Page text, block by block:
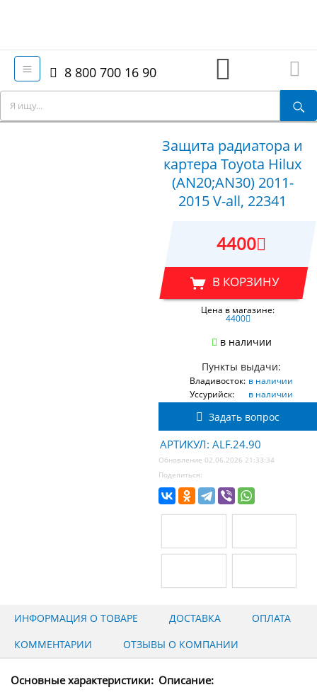
8 800 700 16 90
Защита радиатора и
картера Toyota Hilux
(AN20;AN30) 2011-
2015 V-all, 22341
4400
В КОРЗИНУ
Цена в магазине:
4400
в наличии
Пункты выдачи:
Владивосток: в наличии
Уссурийск:
в наличии
Задать вопрос
АРТИКУЛ: ALF.24.90
Обновление 02.06.2026 21:33:34
Поделиться:
ИНФОРМАЦИЯ О ТОВАРЕ ДОСТАВКА
ОПЛАТА
КОММЕНТАРИИ
ОТЗЫВЫ О КОМПАНИИ
Основные характеристики: Описание: